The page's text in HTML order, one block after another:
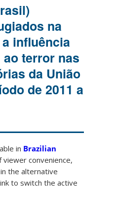
na
influência
terror nas
da União
de 2011 a
in Brazilian
viewer convenience,
the alternative
to switch the active